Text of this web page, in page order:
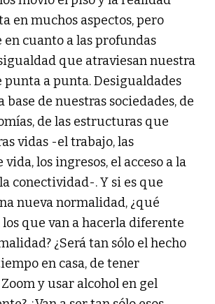
en muchos aspectos, pero
cuanto a las profundas
que atraviesan nuestra
a punta. Desigualdades
base de nuestras sociedades, de
de las estructuras que
vidas -el trabajo, las
los ingresos, el acceso a la
conectividad-. Y si es que
nueva normalidad, ¿qué
los que van a hacerla diferente
¿Será tan sólo el hecho
en casa, de tener
y usar alcohol en gel